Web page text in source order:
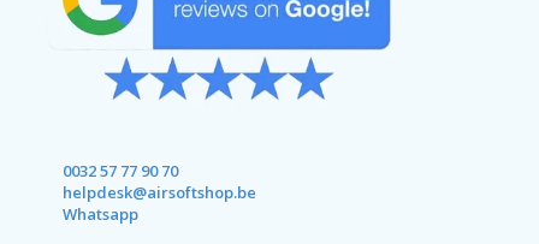
0032 57 77 90 70
helpdesk@airsoftshop.be
Whatsapp